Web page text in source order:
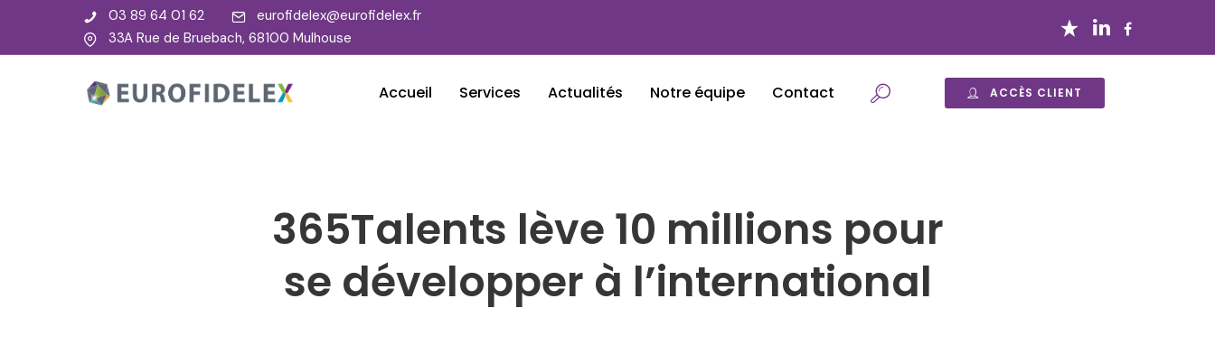
03 89 64 01 62
eurofidelex@eurofidelex.fr
33A Rue de Bruebach, 68100 Mulhouse
Accueil Services Actualités Notre équipe Contact ACCÈS CLIENT
365Talents lève 10 millions pour
se développer à l’international